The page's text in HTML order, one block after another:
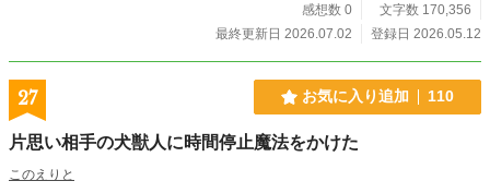
育つ、静かな恋。 世界を支える力と、ひとつの居場所を巡る、優しいファンタ
感想数 0
文字数 170,356
最終更新日 2026.07.02
登録日 2026.05.12
27 お気に入り追加 110
片思い相手の犬獣人に時間停止魔法をかけた
このえりと